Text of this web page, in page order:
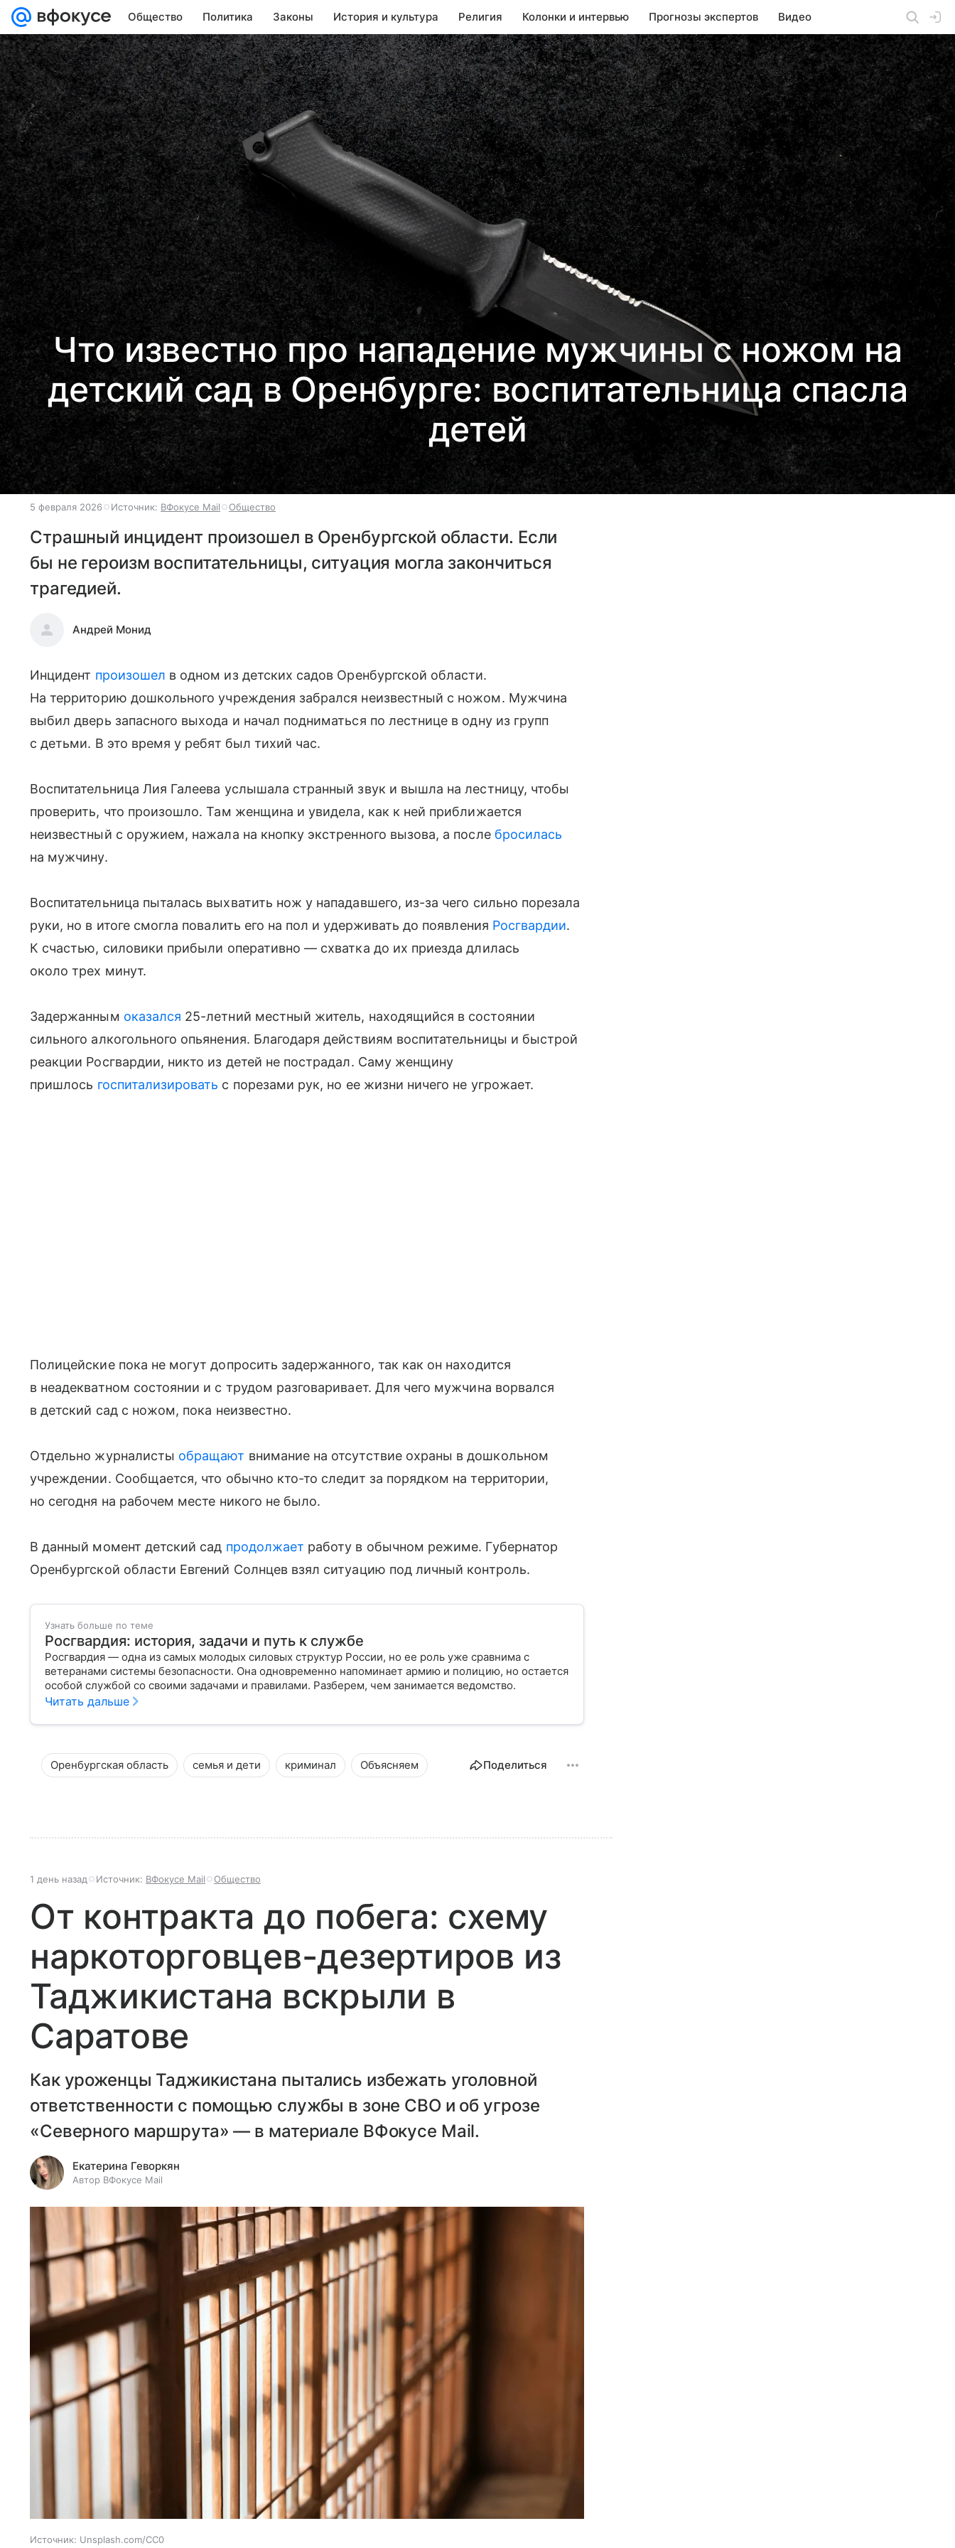
Общество Политика Законы История и культура Религия Колонки и интервью Прогнозы экспертов Видео
Что известно про нападение мужчины с ножом на
детский сад в Оренбурге: воспитательница спасла
детей
5 февраля 2026 Источник: ВФокусе Mail Общество
Страшный инцидент произошел в Оренбургской области. Если
бы не героизм воспитательницы, ситуация могла закончиться
трагедией.
Андрей Монид
Инцидент произошел в одном из детских садов Оренбургской области.
На территорию дошкольного учреждения забрался неизвестный с ножом. Мужчина
выбил дверь запасного выхода и начал подниматься по лестнице в одну из групп
с детьми. В это время у ребят был тихий час.
Воспитательница Лия Галеева услышала странный звук и вышла на лестницу, чтобы
проверить, что произошло. Там женщина и увидела, как к ней приближается
неизвестный с оружием, нажала на кнопку экстренного вызова, а после бросилась
на мужчину.
Воспитательница пыталась выхватить нож у нападавшего, из-за чего сильно порезала
руки, но в итоге смогла повалить его на пол и удерживать до появления Росгвардии.
К счастью, силовики прибыли оперативно — схватка до их приезда длилась
около трех минут.
Задержанным оказался 25-летний местный житель, находящийся в состоянии
сильного алкогольного опьянения. Благодаря действиям воспитательницы и быстрой
реакции Росгвардии, никто из детей не пострадал. Саму женщину
пришлось госпитализировать с порезами рук, но ее жизни ничего не угрожает.
Полицейские пока не могут допросить задержанного, так как он находится
в неадекватном состоянии и с трудом разговаривает. Для чего мужчина ворвался
в детский сад с ножом, пока неизвестно.
Отдельно журналисты обращают внимание на отсутствие охраны в дошкольном
учреждении. Сообщается, что обычно кто-то следит за порядком на территории,
но сегодня на рабочем месте никого не было.
В данный момент детский сад продолжает работу в обычном режиме. Губернатор
Оренбургской области Евгений Солнцев взял ситуацию под личный контроль.
Узнать больше по теме
Росгвардия: история, задачи и путь к службе
Росгвардия — одна из самых молодых силовых структур России, но ее роль уже сравнима с
ветеранами системы безопасности. Она одновременно напоминает армию и полицию, но остается
особой службой со своими задачами и правилами. Разберем, чем занимается ведомство.
Читать дальше
Оренбургская область семья и дети криминал Объясняем Поделиться
1 день назад Источник: ВФокусе Mail Общество
От контракта до побега: схему
наркоторговцев-дезертиров из
Таджикистана вскрыли в
Саратове
Как уроженцы Таджикистана пытались избежать уголовной
ответственности с помощью службы в зоне СВО и об угрозе
«Северного маршрута» — в материале ВФокусе Mail.
Екатерина Геворкян
Автор ВФокусе Mail
Источник: Unsplash.com/CC0